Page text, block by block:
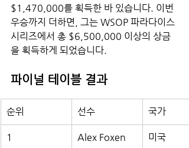
$1,470,000를 획득한 바 있습니다. 이번
우승까지 더하면, 그는 WSOP 파라다이스
시리즈에서 총 $6,500,000 이상의 상금
을 획득하게 되었습니다.
파이널 테이블 결과
순위 선수 국가
1 Alex Foxen 미국